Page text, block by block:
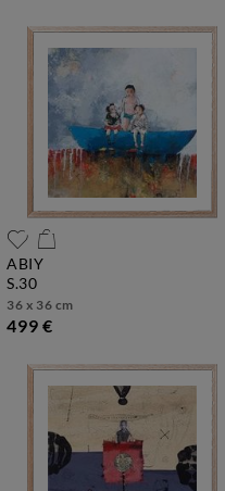
ABIY
s.30
36 x 36 cm
499 €